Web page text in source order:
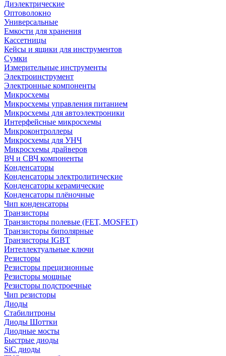
Диэлектрические
Оптоволокно
Универсальные
Емкости для хранения
Кассетницы
Кейсы и ящики для инструментов
Сумки
Измерительные инструменты
Электроинструмент
Электронные компоненты
Микросхемы
Микросхемы управления питанием
Микросхемы для автоэлектроники
Интерфейсные микросхемы
Микроконтроллеры
Микросхемы для УНЧ
Микросхемы драйверов
ВЧ и СВЧ компоненты
Конденсаторы
Конденсаторы электролитические
Конденсаторы керамические
Конденсаторы плёночные
Чип конденсаторы
Транзисторы
Транзисторы полевые (FET, MOSFET)
Транзисторы биполярные
Транзисторы IGBT
Интеллектуальные ключи
Резисторы
Резисторы прецизионные
Резисторы мощные
Резисторы подстроечные
Чип резисторы
Диоды
Стабилитроны
Диоды Шоттки
Диодные мосты
Быстрые диоды
SiC диоды